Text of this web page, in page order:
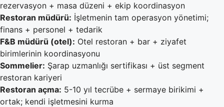
rezervasyon + masa düzeni + ekip koordinasyon
Restoran müdürü: İşletmenin tam operasyon yönetimi;
finans + personel + tedarik
F&B müdürü (otel): Otel restoran + bar + ziyafet
birimlerinin koordinasyonu
Sommelier: Şarap uzmanlığı sertifikası + üst segment
restoran kariyeri
Restoran açma: 5-10 yıl tecrübe + sermaye birikimi +
ortak; kendi işletmesini kurma